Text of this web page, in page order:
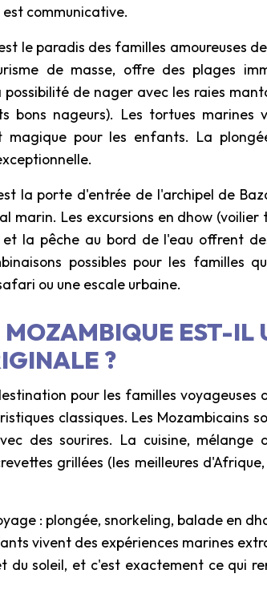
communicative.
le paradis des familles amoureuses
de masse, offre des plages
de nager avec les raies
bons nageurs). Les tortues marines
magique pour les enfants. La
la porte d'entrée de l'archipel de
marin. Les excursions en dhow
la pêche au bord de l'eau offrent
possibles pour les familles
ou une escale urbaine.
EST-IL
?
pour les familles
classiques. Les Mozambicains
des sourires. La cuisine, mélange
grillées (les meilleures
: plongée, snorkeling, balade en
vivent des expériences marines
du soleil, et c'est exactement ce qui